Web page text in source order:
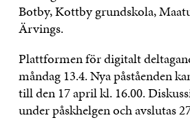
Botby, Kottby grundskola,
Ärvings.
Plattformen för digitalt
måndag 13.4. Nya påståenden
till den 17 april kl. 16.00.
under påskhelgen och avslutas